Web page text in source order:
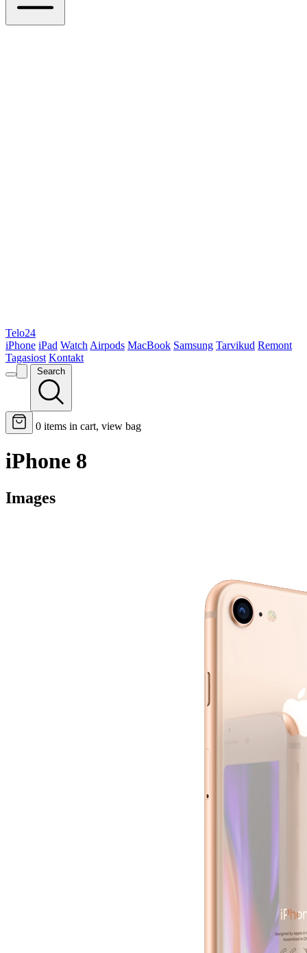
Telo24
iPhone iPad Watch Airpods MacBook Samsung Tarvikud Remont
Tagasiost Kontakt
Search
0 items in cart, view bag
iPhone 8
Images